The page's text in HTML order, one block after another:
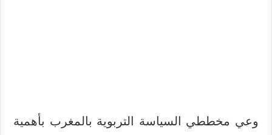
وعي مخططي السياسة التربوية بالمغرب بأهمية